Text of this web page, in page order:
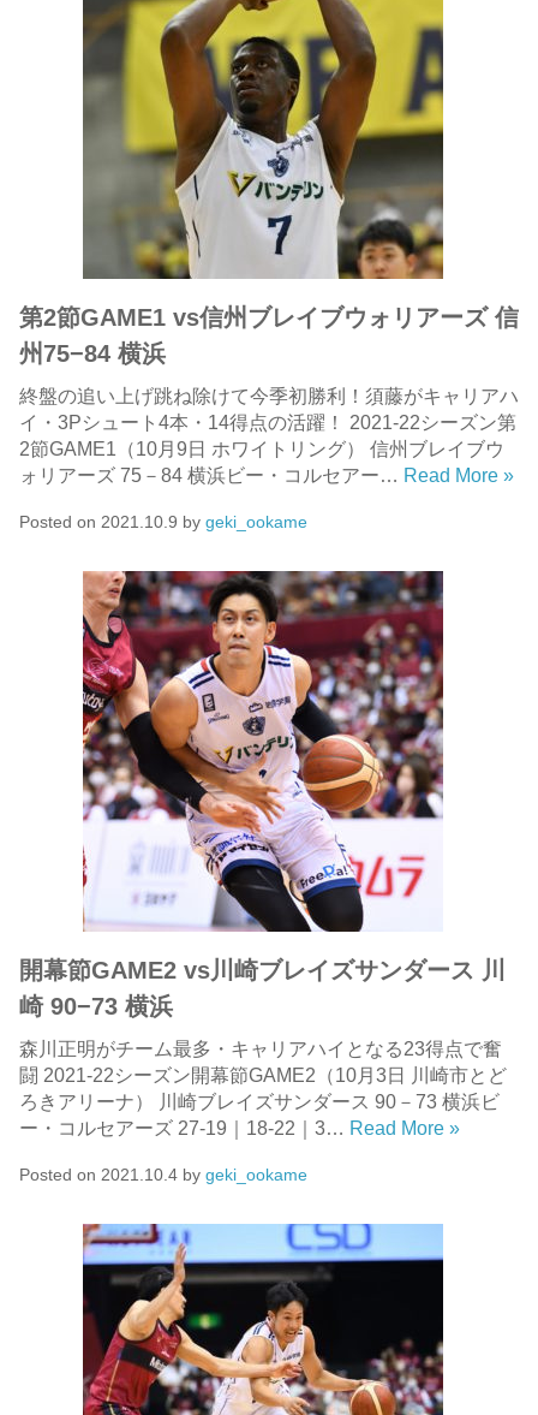
第2節GAME1 vs信州ブレイブウォリアーズ 信
州75−84 横浜
終盤の追い上げ跳ね除けて今季初勝利！須藤がキャリアハ
イ・3Pシュート4本・14得点の活躍！ 2021-22シーズン第
2節GAME1（10月9日 ホワイトリング） 信州ブレイブウ
ォリアーズ 75－84 横浜ビー・コルセアー… Read More »
Posted on 2021.10.9 by geki_ookame
開幕節GAME2 vs川崎ブレイズサンダース 川
崎 90−73 横浜
森川正明がチーム最多・キャリアハイとなる23得点で奮
闘 2021-22シーズン開幕節GAME2（10月3日 川崎市とど
ろきアリーナ） 川崎ブレイズサンダース 90－73 横浜ビ
ー・コルセアーズ 27-19｜18-22｜3… Read More »
Posted on 2021.10.4by geki_ookame